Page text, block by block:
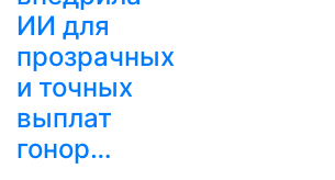
ИИ для
прозрачных
и точных
выплат
гонор…